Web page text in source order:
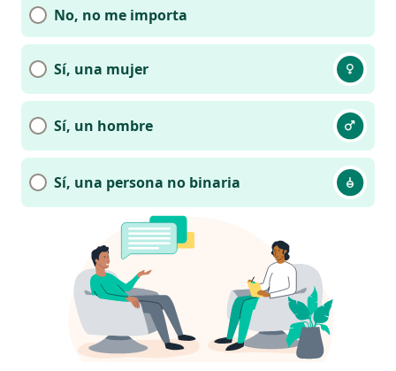
No, no me importa
Sí, una mujer
Sí, un hombre
Sí, una persona no binaria